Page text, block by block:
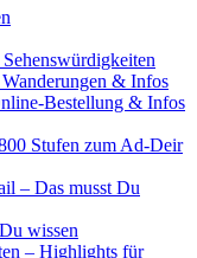
& Infos
Bestellung & Infos
Stufen zum Ad-Deir
– Das musst Du
wissen
– Highlights für